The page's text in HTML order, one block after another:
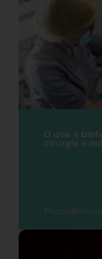
O que é
cirurgia é